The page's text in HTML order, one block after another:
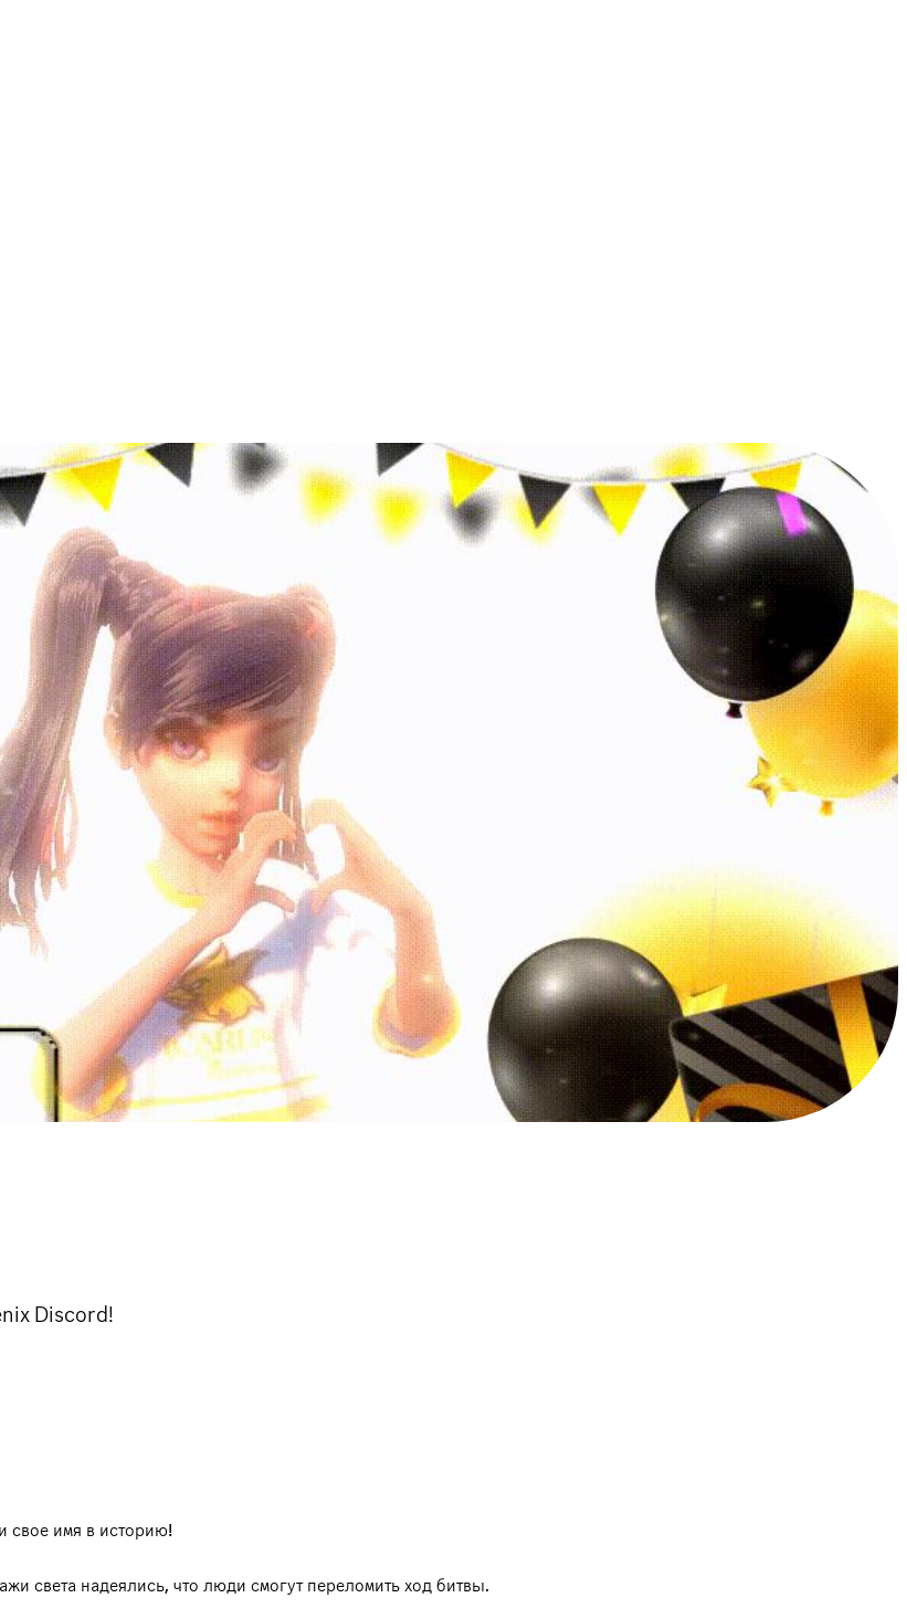
Discord!
свое имя в историю!
света надеялись, что люди смогут переломить ход битвы.